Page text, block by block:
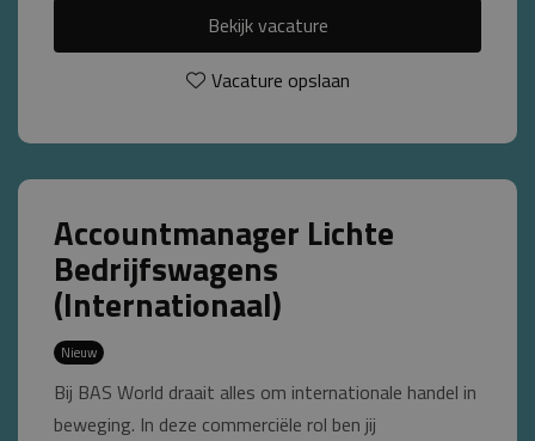
Bekijk vacature
Vacature opslaan
Accountmanager Lichte
Bedrijfswagens
(Internationaal)
Nieuw
Bij BAS World draait alles om internationale handel in
beweging. In deze commerciële rol ben jij